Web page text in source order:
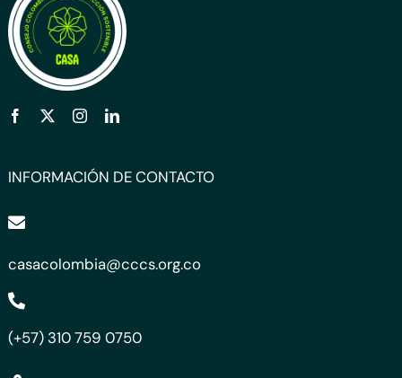
INFORMACIÓN DE CONTACTO
casacolombia@cccs.org.co
(+57) 310 759 0750